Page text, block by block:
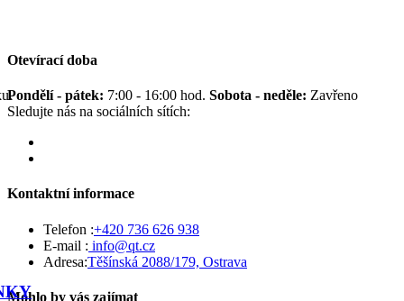
Otevírací doba
Pondělí - pátek: 7:00 - 16:00 hod. Sobota - neděle: Zavřeno
Sledujte nás na sociálních sítích:
Kontaktní informace
Telefon :+420 736 626 938
E-mail : info@qt.cz
Adresa:Těšínská 2088/179, Ostrava
Mohlo by vás zajímat